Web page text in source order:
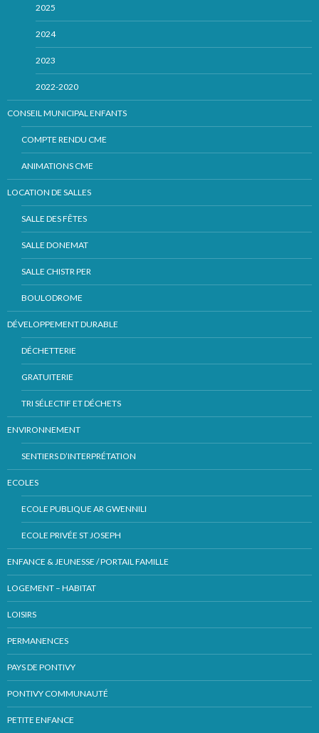
2025
2024
2023
2022-2020
CONSEIL MUNICIPAL ENFANTS
COMPTE RENDU CME
ANIMATIONS CME
LOCATION DE SALLES
SALLE DES FÊTES
SALLE DONEMAT
SALLE CHISTR PER
BOULODROME
DÉVELOPPEMENT DURABLE
DÉCHETTERIE
GRATUITERIE
TRI SÉLECTIF ET DÉCHETS
ENVIRONNEMENT
SENTIERS D’INTERPRÉTATION
ECOLES
ECOLE PUBLIQUE AR GWENNILI
ECOLE PRIVÉE ST JOSEPH
ENFANCE & JEUNESSE / PORTAIL FAMILLE
LOGEMENT – HABITAT
LOISIRS
PERMANENCES
PAYS DE PONTIVY
PONTIVY COMMUNAUTÉ
PETITE ENFANCE